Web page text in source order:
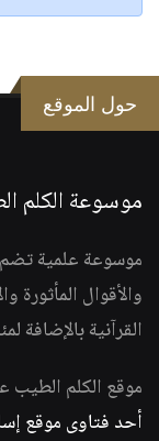
حول الموقع
موسوعة الكلم
موسوعة علمية تضم
والأقوال المأثورة
القرآنية بالإضافة
موقع الكلم الطيب
أحد فتاوى موقع